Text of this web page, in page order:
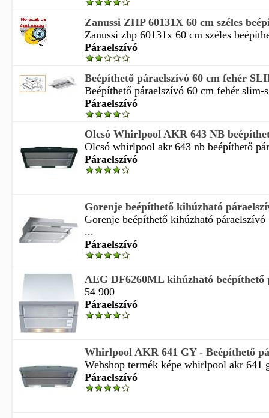
Zanussi ZHP 60131X 60 cm széles
Zanussi zhp 60131x 60 cm széles
Páraelszívó
Beépíthető páraelszívó 60 cm fehér
Beépíthető páraelszívó 60 cm fehér slim-
Páraelszívó
Olcsó Whirlpool AKR 643 NB
Olcsó whirlpool akr 643 nb beépíthető
Páraelszívó
Gorenje beépíthető kihúzható
Gorenje beépíthető kihúzható
...
Páraelszívó
AEG DF6260ML kihúzható beépíthető
54 900
Páraelszívó
Whirlpool AKR 641 GY - Beépíthető
Webshop termék képe whirlpool akr 641
Páraelszívó